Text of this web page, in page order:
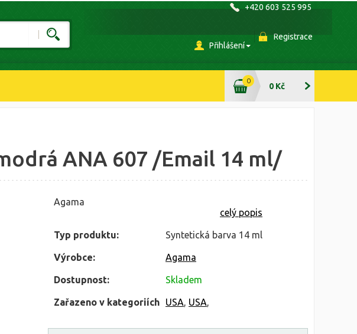
+420 603 525 995
Přihlášení
Registrace
0
0 Kč
ANA 607 /Email 14 ml/
Agama
celý popis
Typ produktu: Syntetická barva 14 ml
Výrobce: Agama
Dostupnost: Skladem
Zařazeno v kategoriích USA, USA,